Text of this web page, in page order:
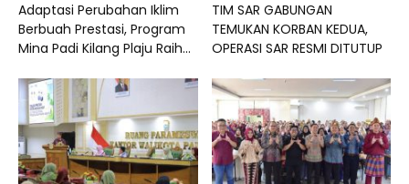
Adaptasi Perubahan Iklim
Berbuah Prestasi, Program
Mina Padi Kilang Plaju Raih...
TIM SAR GABUNGAN
TEMUKAN KORBAN KEDUA,
OPERASI SAR RESMI DITUTUP